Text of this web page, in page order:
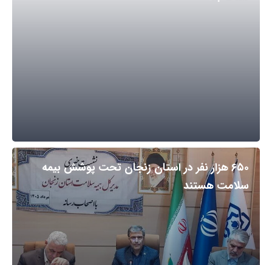
۶۵۰ هزار نفر در استان زنجان تحت پوشش بیمه
سلامت هستند